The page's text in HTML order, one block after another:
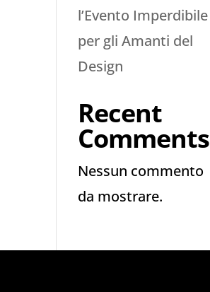
l’Evento Imperdibile
per gli Amanti del
Design
Recent
Comments
Nessun commento
da mostrare.